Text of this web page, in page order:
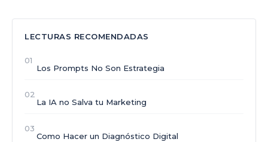
LECTURAS RECOMENDADAS
01
Los Prompts No Son Estrategia
02
La IA no Salva tu Marketing
03
Como Hacer un Diagnóstico Digital